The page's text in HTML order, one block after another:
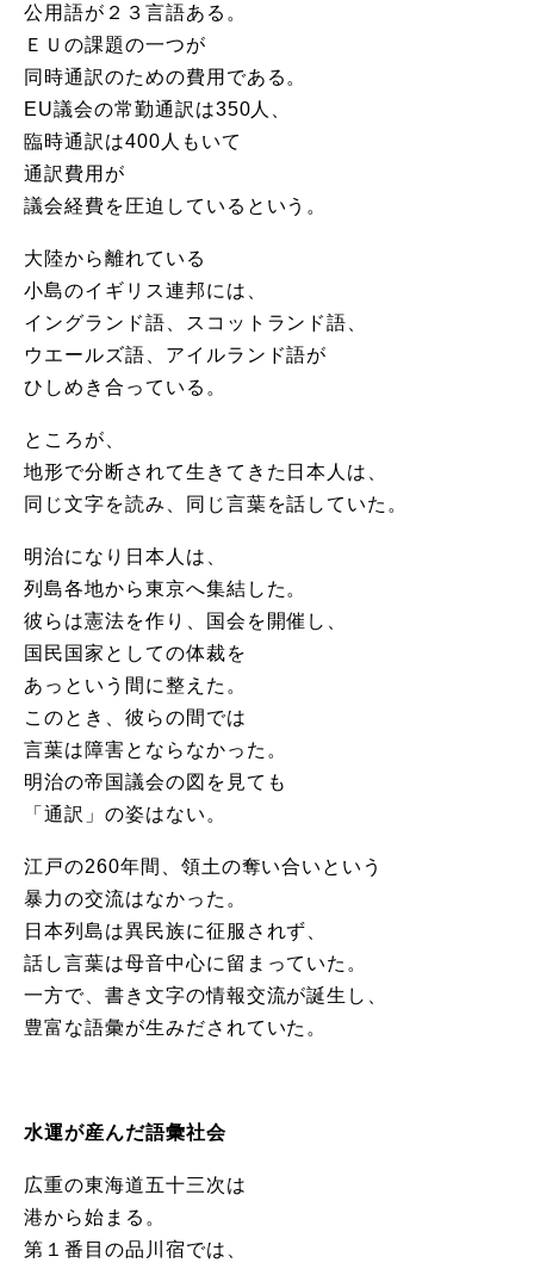
公用語が２３言語ある。
ＥＵの課題の一つが
同時通訳のための費用である。
EU議会の常勤通訳は350人、
臨時通訳は400人もいて
通訳費用が
議会経費を圧迫しているという。
大陸から離れている
小島のイギリス連邦には、
イングランド語、スコットランド語、
ウエールズ語、アイルランド語が
ひしめき合っている。
ところが、
地形で分断されて生きてきた日本人は、
同じ文字を読み、同じ言葉を話していた。
明治になり日本人は、
列島各地から東京へ集結した。
彼らは憲法を作り、国会を開催し、
国民国家としての体裁を
あっという間に整えた。
このとき、彼らの間では
言葉は障害とならなかった。
明治の帝国議会の図を見ても
「通訳」の姿はない。
江戸の260年間、領土の奪い合いという
暴力の交流はなかった。
日本列島は異民族に征服されず、
話し言葉は母音中心に留まっていた。
一方で、書き文字の情報交流が誕生し、
豊富な語彙が生みだされていた。
水運が産んだ語彙社会
広重の東海道五十三次は
港から始まる。
第１番目の品川宿では、